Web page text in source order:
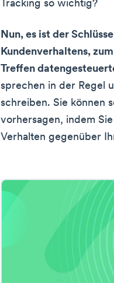
Tracking so wichtig?
Nun, es ist der
Kundenverhaltens,
Treffen
sprechen in der Regel
schreiben. Sie können
vorhersagen, indem
Verhalten gegenüber